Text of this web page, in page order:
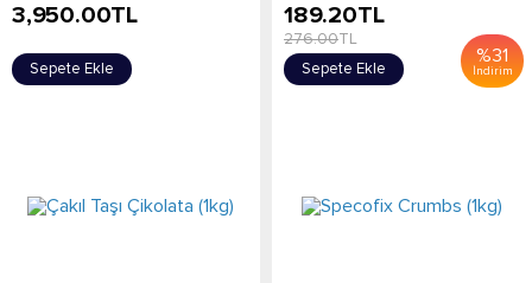
3,950.00TL
Sepete Ekle
%31
İndirim
189.20TL
276.00TL
Sepete Ekle